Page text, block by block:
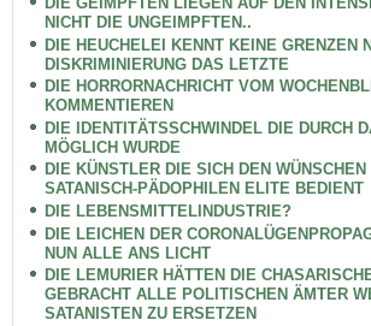
NICHT DIE UNGEIMPFTEN..
DIE HEUCHELEI KENNT KEINE GRENZEN
DISKRIMINIERUNG DAS LETZTE
DIE HORRORNACHRICHT VOM
KOMMENTIEREN
DIE IDENTITÄTSSCHWINDEL DIE DURCH
MÖGLICH WURDE
DIE KÜNSTLER DIE SICH DEN WÜNSCHEN
SATANISCH-PÄDOPHILEN ELITE BEDIENT
DIE LEBENSMITTELINDUSTRIE?
DIE LEICHEN DER
NUN ALLE ANS LICHT
DIE LEMURIER HÄTTEN DIE
GEBRACHT ALLE POLITISCHEN ÄMTER
SATANISTEN ZU ERSETZEN